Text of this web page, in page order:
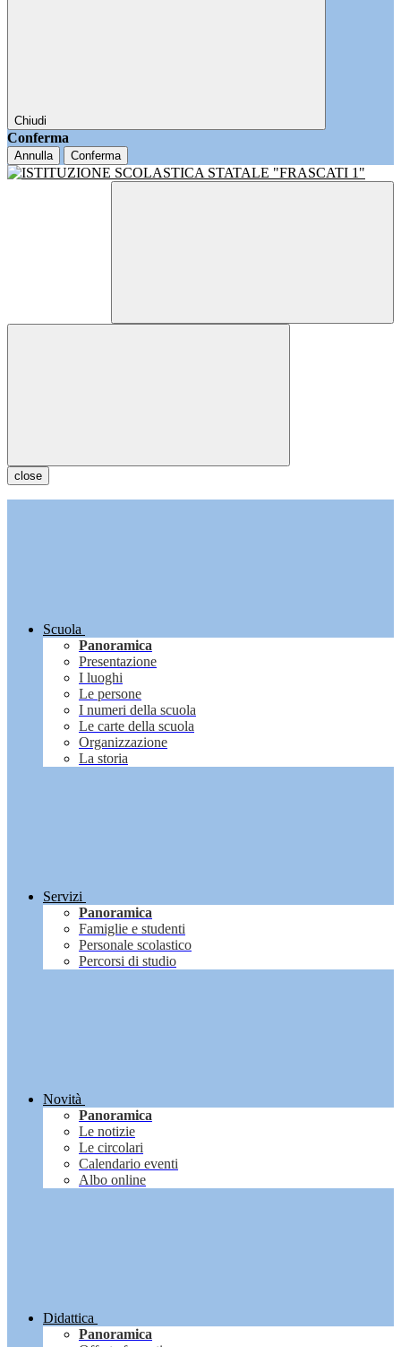
Chiudi
Conferma
Annulla Conferma
close
Scuola
Panoramica
Presentazione
I luoghi
Le persone
I numeri della scuola
Le carte della scuola
Organizzazione
La storia
Servizi
Panoramica
Famiglie e studenti
Personale scolastico
Percorsi di studio
Novità
Panoramica
Le notizie
Le circolari
Calendario eventi
Albo online
Didattica
Panoramica